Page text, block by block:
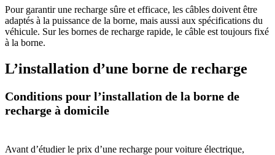
Pour garantir une recharge sûre et efficace, les câbles doivent être
adaptés à la puissance de la borne, mais aussi aux spécifications du
véhicule. Sur les bornes de recharge rapide, le câble est toujours fixé
à la borne.
L’installation d’une borne de recharge
Conditions pour l’installation de la borne de
recharge à domicile
Avant d’étudier le prix d’une recharge pour voiture électrique,